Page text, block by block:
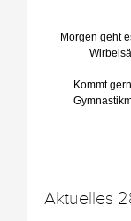
Morgen geht
Kommt
Aktuelles